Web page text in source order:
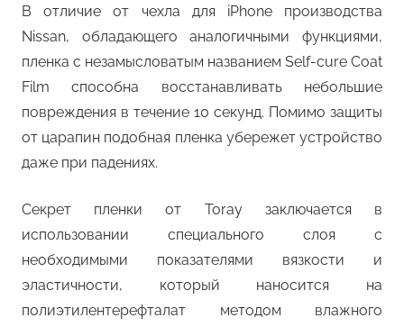
В отличие от чехла для iPhone производства
Nissan, обладающего аналогичными функциями,
пленка с незамысловатым названием Self-cure Coat
Film способна восстанавливать небольшие
повреждения в течение 10 секунд. Помимо защиты
от царапин подобная пленка убережет устройство
даже при падениях.
Секрет пленки от Toray заключается в
использовании специального слоя с
необходимыми показателями вязкости и
эластичности, который наносится на
полиэтилентерефталат методом влажного